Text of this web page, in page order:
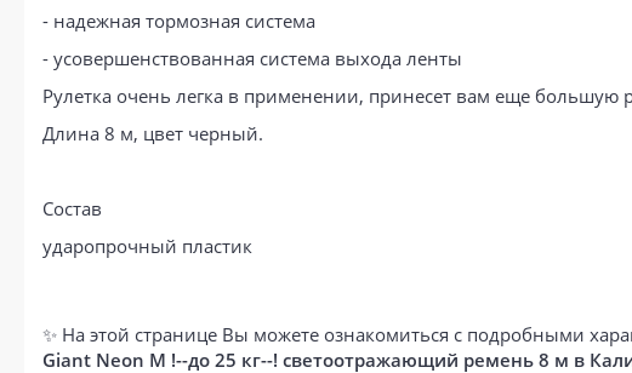
- надежная тормозная система
- усовершенствованная система выхода ленты
Рулетка очень легка в применении, принесет вам еще
Длина 8 м, цвет черный.
Состав
ударопрочный пластик
✨ На этой странице Вы можете ознакомиться с подробными
Giant Neon M !--до 25 кг--! светоотражающий ремень 8 м в